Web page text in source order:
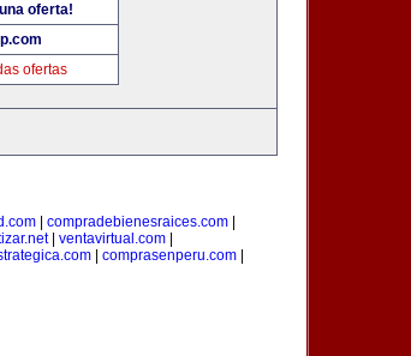
oferta!
ofertas
| compradebienesraices.com|
| ventavirtual.com
| comprasenperu.com|